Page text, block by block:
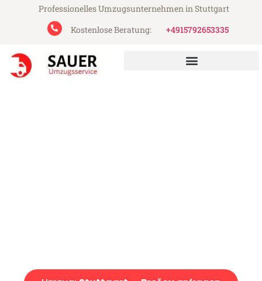
Professionelles Umzugsunternehmen in Stuttgart
Kostenlose Beratung:
+4915792653335